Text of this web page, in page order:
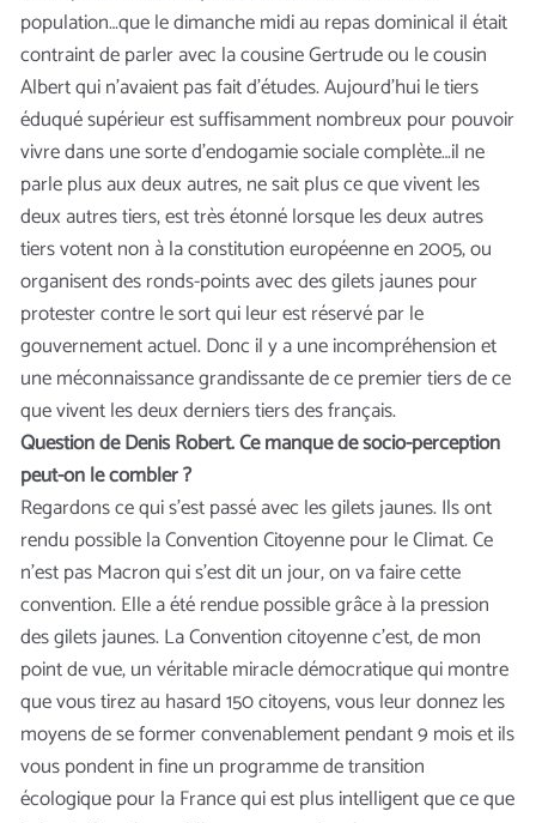
population…que le dimanche midi au repas dominical il était
contraint de parler avec la cousine Gertrude ou le cousin
Albert qui n’avaient pas fait d’études. Aujourd’hui le tiers
éduqué supérieur est suffisamment nombreux pour pouvoir
vivre dans une sorte d’endogamie sociale complète…il ne
parle plus aux deux autres, ne sait plus ce que vivent les
deux autres tiers, est très étonné lorsque les deux autres
tiers votent non à la constitution européenne en 2005, ou
organisent des ronds-points avec des gilets jaunes pour
protester contre le sort qui leur est réservé par le
gouvernement actuel. Donc il y a une incompréhension et
une méconnaissance grandissante de ce premier tiers de ce
que vivent les deux derniers tiers des français.
Question de Denis Robert. Ce manque de socio-perception
peut-on le combler ?
Regardons ce qui s’est passé avec les gilets jaunes. Ils ont
rendu possible la Convention Citoyenne pour le Climat. Ce
n’est pas Macron qui s’est dit un jour, on va faire cette
convention. Elle a été rendue possible grâce à la pression
des gilets jaunes. La Convention citoyenne c’est, de mon
point de vue, un véritable miracle démocratique qui montre
que vous tirez au hasard 150 citoyens, vous leur donnez les
moyens de se former convenablement pendant 9 mois et ils
vous pondent in fine un programme de transition
écologique pour la France qui est plus intelligent que ce que